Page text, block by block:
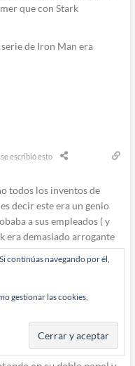
que con Stark
de Iron Man era
escribió esto
todos los inventos de
decir este era un genio
a sus empleados ( y
era demasiado arrogante
tenía a la tecnología
continúas navegando por él,
gestionar las cookies,